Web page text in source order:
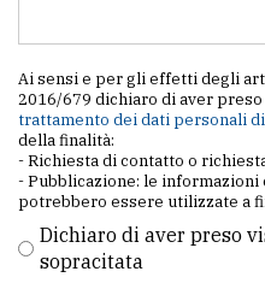
Ai sensi e per gli effetti degli
2016/679 dichiaro di aver
trattamento dei dati personali
della finalità:
- Richiesta di contatto o
- Pubblicazione: le
potrebbero essere utilizzate a
Dichiaro di aver preso
sopracitata